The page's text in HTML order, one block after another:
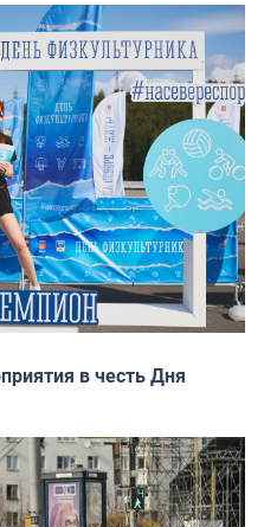
в честь Дня